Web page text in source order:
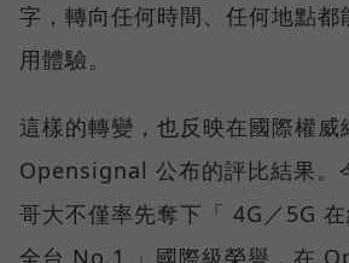
字，轉向任何時間、任何地點都
用體驗。
這樣的轉變，也反映在國際權威
Opensignal 公布的評比結果。
哥大不僅率先奪下「 4G／5G